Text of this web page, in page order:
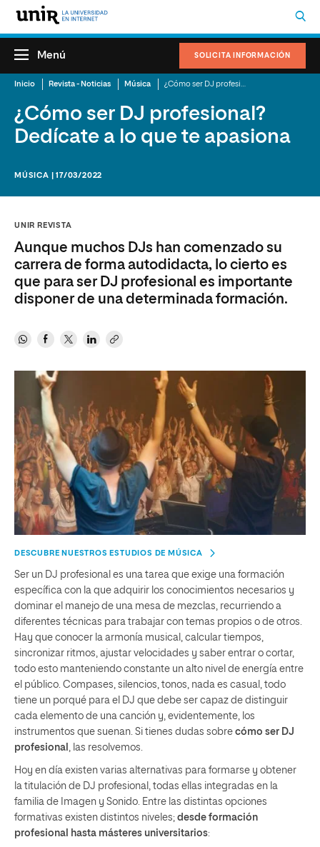
SOLICITA INFORMACIÓN
Menú
Inicio Revista - Noticias Música
¿Cómo ser DJ profesional?
Dedícate a lo que te apasiona
MÚSICA | 17/03/2022
UNIR REVISTA
Aunque muchos DJs han comenzado su
carrera de forma autodidacta, lo cierto es
que para ser DJ profesional es importante
disponer de una determinada formación.
DESCUBRE NUESTROS ESTUDIOS DE MÚSICA
Ser un DJ profesional es una tarea que exige una formación
específica con la que adquirir los conocimientos necesarios y
dominar el manejo de una mesa de mezclas, recurriendo a
diferentes técnicas para trabajar con temas propios o de otros.
Hay que conocer la armonía musical, calcular tiempos,
sincronizar ritmos, ajustar velocidades y saber entrar o cortar,
todo esto manteniendo constante un alto nivel de energía entre
el público. Compases, silencios, tonos, nada es casual, todo
tiene un porqué para el DJ que debe ser capaz de distinguir
cada elemento de una canción y, evidentemente, los
instrumentos que suenan. Si tienes dudas sobre cómo ser DJ
profesional
, las resolvemos.
Hoy en día existen varias alternativas para formarse y obtener
la titulación de DJ profesional, todas ellas integradas en la
familia de Imagen y Sonido. Entre las distintas opciones
formativas existen distintos niveles; desde formación
profesional hasta másteres universitarios: